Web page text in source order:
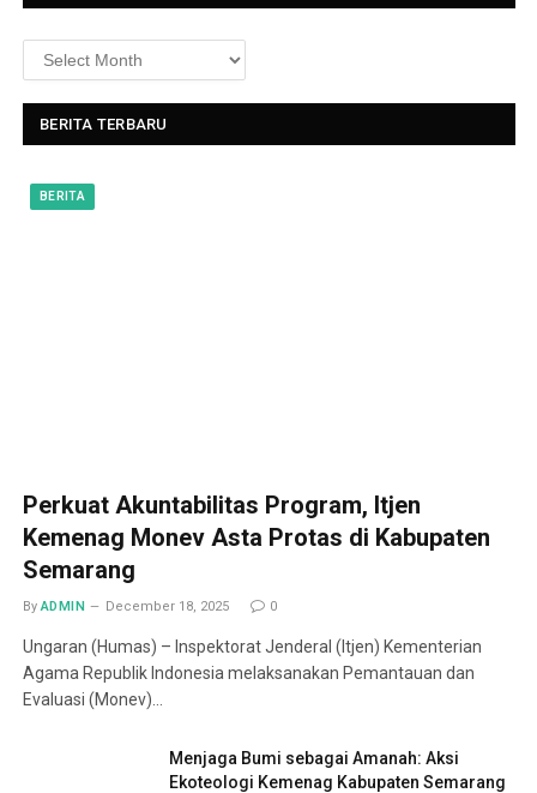
BERITA TERBARU
BERITA
Perkuat Akuntabilitas Program, Itjen
Kemenag Monev Asta Protas di Kabupaten
Semarang
By ADMIN December 18, 2025 0
Ungaran (Humas) – Inspektorat Jenderal (Itjen) Kementerian
Agama Republik Indonesia melaksanakan Pemantauan dan
Evaluasi (Monev)…
Menjaga Bumi sebagai Amanah: Aksi
Ekoteologi Kemenag Kabupaten Semarang